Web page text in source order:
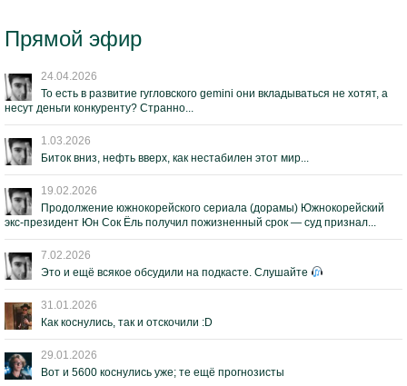
Прямой эфир
24.04.2026
То есть в развитие гугловского gemini они вкладываться не хотят, а
несут деньги конкуренту? Странно...
1.03.2026
Биток вниз, нефть вверх, как нестабилен этот мир...
19.02.2026
Продолжение южнокорейского сериала (дорамы) Южнокорейский
экс-президент Юн Сок Ёль получил пожизненный срок — суд признал...
7.02.2026
Это и ещё всякое обсудили на подкасте. Слушайте
31.01.2026
Как коснулись, так и отскочили :D
29.01.2026
Вот и 5600 коснулись уже; те ещё прогнозисты